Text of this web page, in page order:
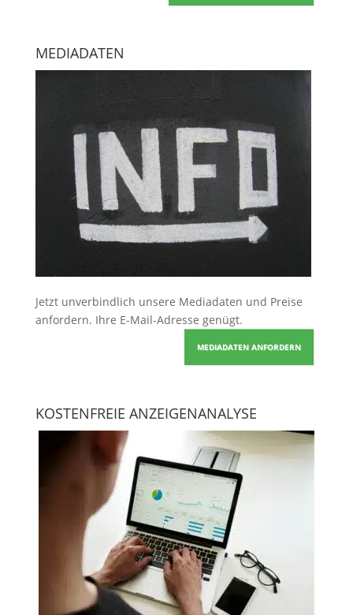
MEDIADATEN
Jetzt unverbindlich unsere Mediadaten und Preise
anfordern. Ihre E-Mail-Adresse genügt.
MEDIADATEN ANFORDERN
KOSTENFREIE ANZEIGENANALYSE